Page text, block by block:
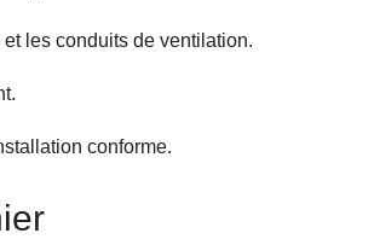
les conduits de ventilation.
conforme.